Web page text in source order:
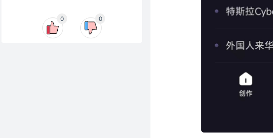
0 0